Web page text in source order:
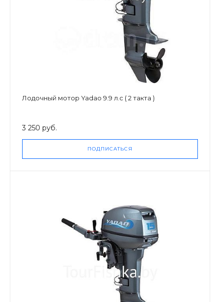
Лодочный мотор Yadao 9.9 л.с ( 2 такта )
3 250 руб.
ПОДПИСАТЬСЯ